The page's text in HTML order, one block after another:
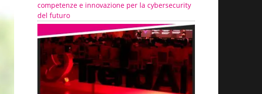
competenze e innovazione per la cybersecurity
del futuro